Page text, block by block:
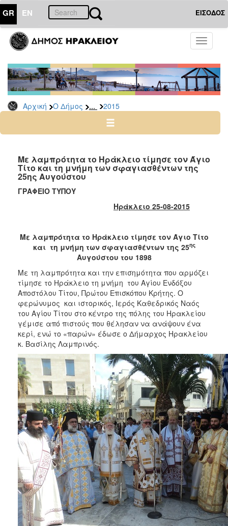
GR EN ΕΙΣΟΔΟΣ
Toggle
Αρχική Ο Δήμος ... 2015
ΔΗΜΟΣ
Δελτία
Τύπου
Αρχείο
2026
2024
2022
2021
2017
2015
2013
2012
2011
2010
2006
ΤΟΠΟΣ
ΠΟΛΙΤΙΣΜΟΣ
ΑΝΘΕΚΤΙΚΗ
ΠΟΛΗ
Με λαμπρότητα το Ηράκλειο τίμησε τον Άγιο
Τίτο και τη μνήμη των σφαγιασθέντων της
25ης Αυγούστου
ΓΡΑΦΕΙΟ ΤΥΠΟΥ
Ηράκλειο 25-08-2015
Με λαμπρότητα το Ηράκλειο τίμησε τον Άγιο Τίτο
και τη μνήμη των σφαγιασθέντων της 25ης
Αυγούστου του 1898
Με τη λαμπρότητα και την επισημότητα που αρμόζει
τίμησε το Ηράκλειο τη μνήμη του Αγίου Ενδόξου
Αποστόλου Τίτου, Πρώτου Επισκόπου Κρήτης. Ο
φερώνυμος και ιστορικός, Ιερός Καθεδρικός Ναός
του Αγίου Τίτου στο κέντρο της πόλης του Ηρακλείου
γέμισε από πιστούς που θέλησαν να ανάψουν ένα
κερί, ενώ το «παρών» έδωσε ο Δήμαρχος Ηρακλείου
κ. Βασίλης Λαμπρινός.